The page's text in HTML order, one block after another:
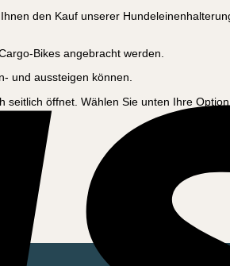
den Kauf unserer
Bikes angebracht werden.
und aussteigen können.
seitlich öffnet. Wählen Sie unten Ihre